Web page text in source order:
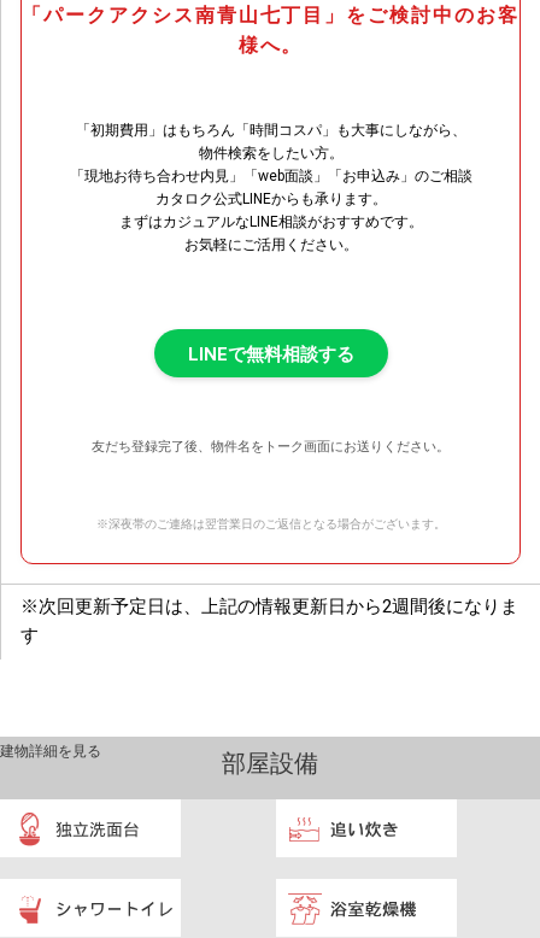
「パークアクシス南青山七丁目」をご検討中のお客
様へ。
「初期費用」はもちろん「時間コスパ」も大事にしながら、
物件検索をしたい方。
「現地お待ち合わせ内見」「web面談」「お申込み」のご相談
カタロク公式LINEからも承ります。
まずはカジュアルなLINE相談がおすすめです。
お気軽にご活用ください。
LINEで無料相談する
友だち登録完了後、物件名をトーク画面にお送りください。
※深夜帯のご連絡は翌営業日のご返信となる場合がございます。
※次回更新予定日は、上記の情報更新日から2週間後になりま
す
部屋設備
建物詳細を見る